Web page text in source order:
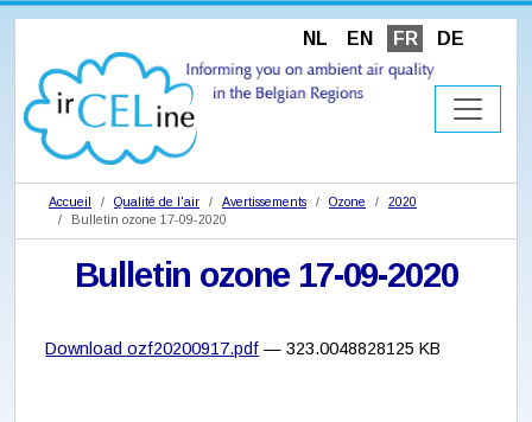
NL EN FR DE
Accueil Qualité de l'air Avertissements Ozone
2020
Bulletin ozone 17-09-2020
Bulletin ozone 17-09-2020
Download ozf20200917.pdf — 323.0048828125 KB